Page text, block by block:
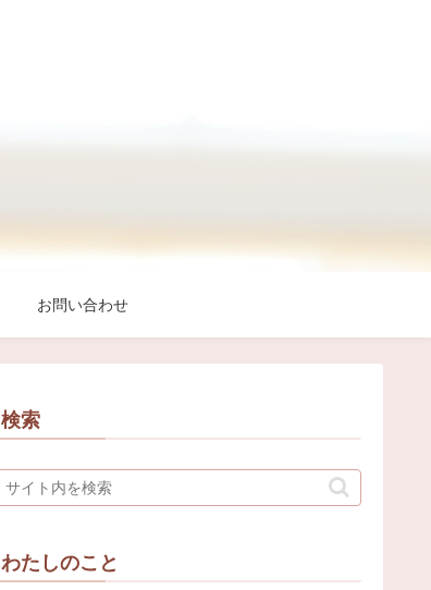
お問い合わせ
検索
わたしのこと